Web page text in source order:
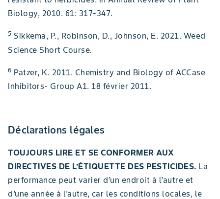
Biology, 2010. 61: 317-347.
5 Sikkema, P., Robinson, D., Johnson, E. 2021. Weed
Science Short Course.
6 Patzer, K. 2011. Chemistry and Biology of ACCase
Inhibitors- Group A1. 18 février 2011.
Déclarations légales
TOUJOURS LIRE ET SE CONFORMER AUX
DIRECTIVES DE L’ÉTIQUETTE DES PESTICIDES. La
performance peut varier d’un endroit à l’autre et
d’une année à l’autre, car les conditions locales, le